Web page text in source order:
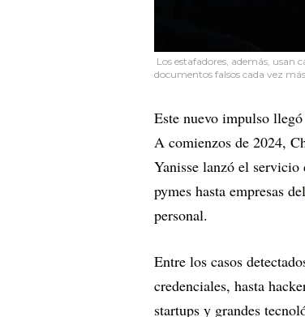
Los estafadores, además,
documentos falsos cada vez
Este nuevo impulso
A comienzos de 2024,
Yanisse lanzó el
pymes hasta empresas del
personal.
Entre los casos
credenciales, hasta
startups y grandes